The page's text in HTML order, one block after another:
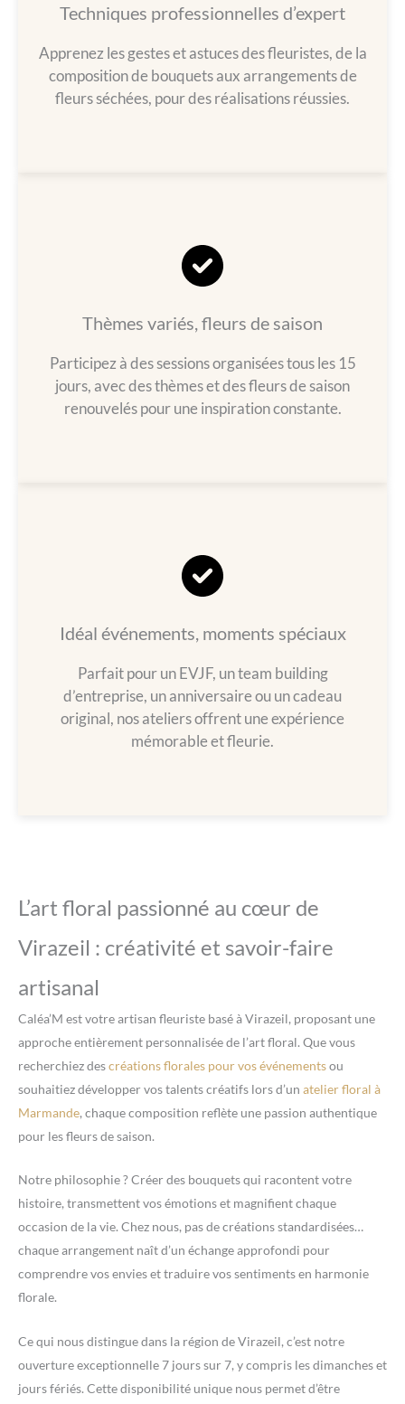
Techniques professionnelles d’expert
Apprenez les gestes et astuces des fleuristes, de la
composition de bouquets aux arrangements de
fleurs séchées, pour des réalisations réussies.
Thèmes variés, fleurs de saison
Participez à des sessions organisées tous les 15
jours, avec des thèmes et des fleurs de saison
renouvelés pour une inspiration constante.
Idéal événements, moments spéciaux
Parfait pour un EVJF, un team building
d’entreprise, un anniversaire ou un cadeau
original, nos ateliers offrent une expérience
mémorable et fleurie.
L’art floral passionné au cœur de
Virazeil : créativité et savoir-faire
artisanal
Caléa’M est votre artisan fleuriste basé à Virazeil, proposant une
approche entièrement personnalisée de l’art floral. Que vous
recherchiez descréations florales pour vos événementsou
souhaitiez développer vos talents créatifs lors d’un atelier floral à
Marmande, chaque composition reflète une passion authentique
pour les fleurs de saison.
Notre philosophie ? Créer des bouquets qui racontent votre
histoire, transmettent vos émotions et magnifient chaque
occasion de la vie. Chez nous, pas de créations standardisées…
chaque arrangement naît d’un échange approfondi pour
comprendre vos envies et traduire vos sentiments en harmonie
florale.
Ce qui nous distingue dans la région de Virazeil, c’est notre
ouverture exceptionnelle 7 jours sur 7, y compris les dimanches et
jours fériés. Cette disponibilité unique nous permet d’être